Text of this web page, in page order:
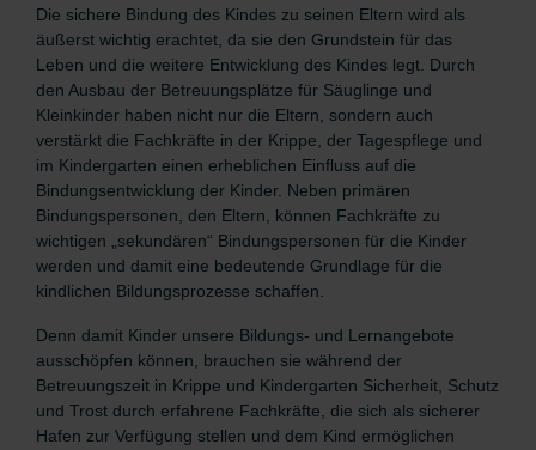
Die sichere Bindung des Kindes zu seinen Eltern wird als
äußerst wichtig erachtet, da sie den Grundstein für das
Leben und die weitere Entwicklung des Kindes legt. Durch
den Ausbau der Betreuungsplätze für Säuglinge und
Kleinkinder haben nicht nur die Eltern, sondern auch
verstärkt die Fachkräfte in der Krippe, der Tagespflege und
im Kindergarten einen erheblichen Einfluss auf die
Bindungsentwicklung der Kinder. Neben primären
Bindungspersonen, den Eltern, können Fachkräfte zu
wichtigen „sekundären“ Bindungspersonen für die Kinder
werden und damit eine bedeutende Grundlage für die
kindlichen Bildungsprozesse schaffen.
Denn damit Kinder unsere Bildungs- und Lernangebote
ausschöpfen können, brauchen sie während der
Betreuungszeit in Krippe und Kindergarten Sicherheit, Schutz
und Trost durch erfahrene Fachkräfte, die sich als sicherer
Hafen zur Verfügung stellen und dem Kind ermöglichen